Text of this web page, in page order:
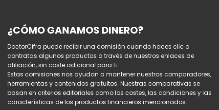
¿CÓMO GANAMOS DINERO?
DoctorCifra puede recibir una comisión cuando haces clic o
contratas algunos productos a través de nuestros enlaces de
afiliación, sin coste adicional para ti.
Estas comisiones nos ayudan a mantener nuestros comparadores,
herramientas y contenidos gratuitos. Nuestras comparativas se
basan en criterios editoriales como los costes, las condiciones y las
características de los productos financieros mencionados.